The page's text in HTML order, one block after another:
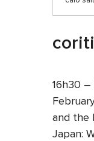
16h30 –
and the
Japan: